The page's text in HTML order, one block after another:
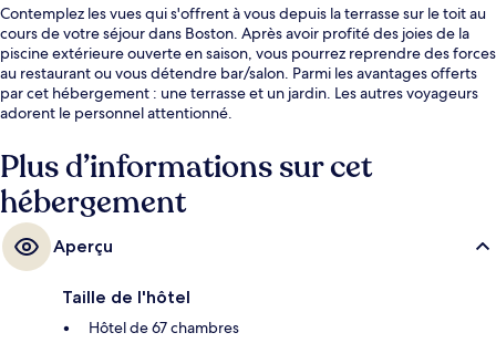
Contemplez les vues qui s'offrent à vous depuis la terrasse sur le toit au
cours de votre séjour dans Boston. Après avoir profité des joies de la
piscine extérieure ouverte en saison, vous pourrez reprendre des forces
au restaurant ou vous détendre bar/salon. Parmi les avantages offerts
par cet hébergement : une terrasse et un jardin. Les autres voyageurs
adorent le personnel attentionné.
Plus d’informations sur cet
hébergement
Aperçu
Taille de l'hôtel
Hôtel de 67 chambres